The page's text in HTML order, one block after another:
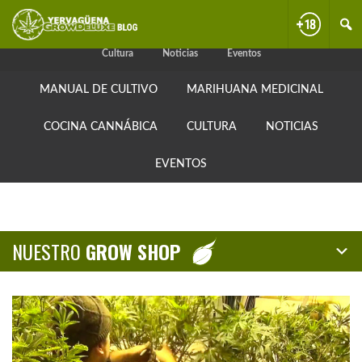
Skip
primary
Skip
content
Skip
primary
Manual de cultivo Cocina cannábica
Cultura Noticias Eventos
MANUAL DE CULTIVO MARIHUANA MEDICINAL
COCINA CANNÁBICA CULTURA NOTICIAS
EVENTOS
NUESTRO GROW SHOP